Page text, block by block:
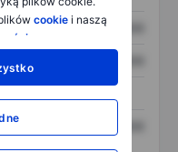
cookiei naszą
XXXXXXX